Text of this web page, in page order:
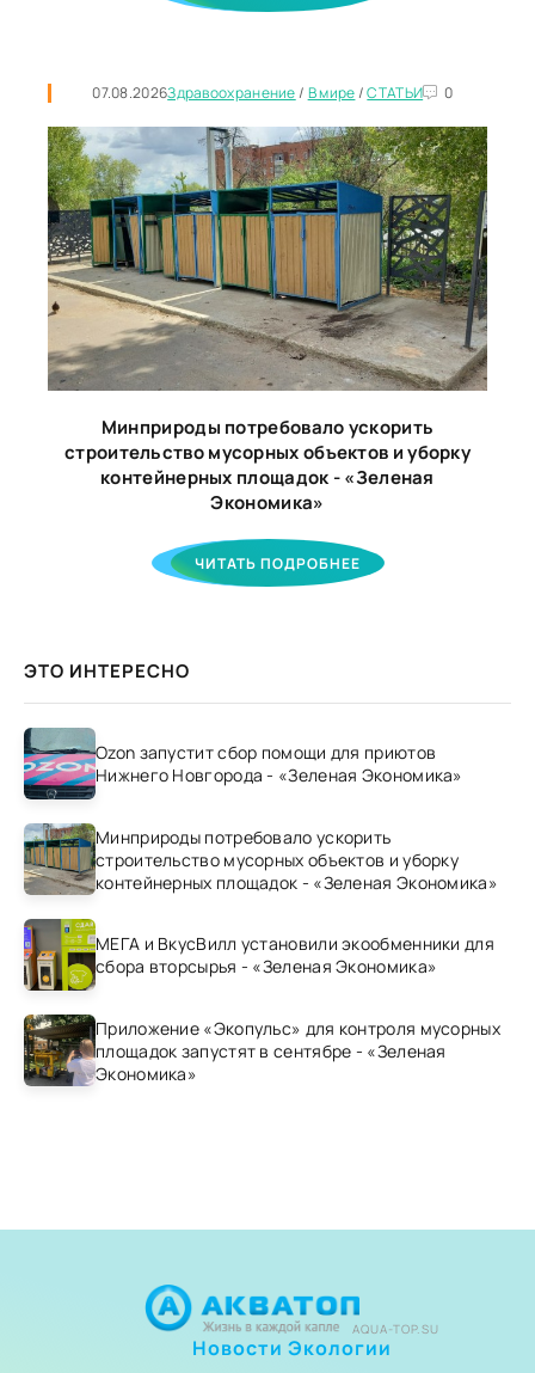
07.08.2026Здравоохранение/ В мире/СТАТЬИ 0
Минприроды потребовало ускорить
строительство мусорных объектов и уборку
контейнерных площадок - «Зеленая
Экономика»
ЧИТАТЬ ПОДРОБНЕЕ
ЭТО ИНТЕРЕСНО
Ozon запустит сбор помощи для приютов
Нижнего Новгорода - «Зеленая Экономика»
Минприроды потребовало ускорить
строительство мусорных объектов и уборку
контейнерных площадок - «Зеленая Экономика»
МЕГА и ВкусВилл установили экообменники для
сбора вторсырья - «Зеленая Экономика»
Приложение «Экопульс» для контроля мусорных
площадок запустят в сентябре - «Зеленая
Экономика»
Новости Экологии
AQUA-TOP.SU